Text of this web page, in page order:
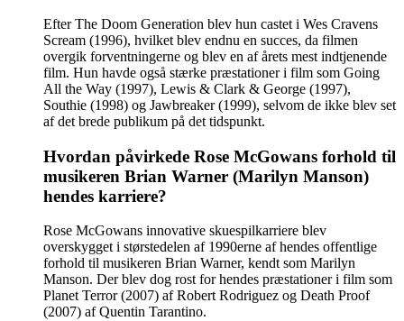
Efter The Doom Generation blev hun castet i Wes Cravens
Scream (1996), hvilket blev endnu en succes, da filmen
overgik forventningerne og blev en af årets mest indtjenende
film. Hun havde også stærke præstationer i film som Going
All the Way (1997), Lewis & Clark & George (1997),
Southie (1998) og Jawbreaker (1999), selvom de ikke blev set
af det brede publikum på det tidspunkt.
Hvordan påvirkede Rose McGowans forhold til
musikeren Brian Warner (Marilyn Manson)
hendes karriere?
Rose McGowans innovative skuespilkarriere blev
overskygget i størstedelen af 1990erne af hendes offentlige
forhold til musikeren Brian Warner, kendt som Marilyn
Manson. Der blev dog rost for hendes præstationer i film som
Planet Terror (2007) af Robert Rodriguez og Death Proof
(2007) af Quentin Tarantino.